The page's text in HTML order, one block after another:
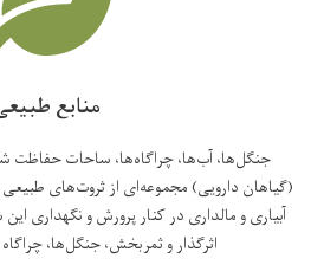
منابع
جنگل‌ها، آب‌ها، چراگاه‌ها، ساحات حفاظت
(گیاهان دارویی) مجموعه‌ای از ثروت‌های
آبیاری و مالداری در کنار پرورش و نگهداری این
اثرگذار و ثمربخش، جنگل‌ها،